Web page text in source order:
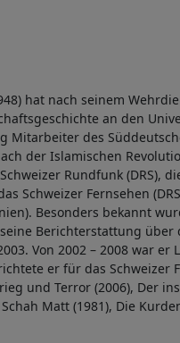
hat nach seinem
an den
Mitarbeiter des
der Islamischen
Rundfunk (DRS),
Schweizer Fernsehen
Besonders bekannt
Berichterstattung
Von 2002 – 2008 war er
er für das Schweizer
und Terror (2006), Der
Matt (1981), Die